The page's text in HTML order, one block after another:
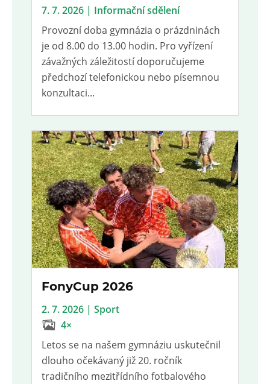
7. 7. 2026 | Informační sdělení
Provozní doba gymnázia o prázdninách
je od 8.00 do 13.00 hodin. Pro vyřízení
závažných záležitostí doporučujeme
předchozí telefonickou nebo písemnou
konzultaci...
FonyCup 2026
2. 7. 2026 | Sport
4×
Letos se na našem gymnáziu uskutečnil
dlouho očekávaný již 20. ročník
tradičního mezitřídního fotbalového